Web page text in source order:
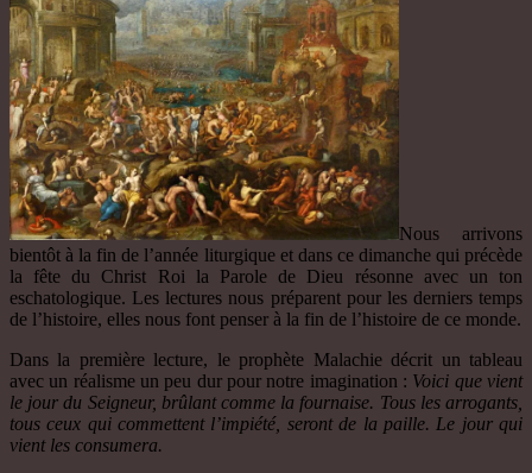
Nous arrivons
bientôt à la fin de l’année liturgique et dans ce dimanche qui précède
la fête du Christ Roi la Parole de Dieu résonne avec un ton
eschatologique. Les lectures nous préparent pour les derniers temps
de l’histoire, elles nous font penser à la fin de l’histoire de ce monde.
Dans la première lecture, le prophète Malachie décrit un tableau
avec un réalisme un peu dur pour notre imagination : Voici que vient
le jour du Seigneur, brûlant comme la fournaise. Tous les arrogants,
tous ceux qui commettent l’impiété, seront de la paille. Le jour qui
vient les consumera.